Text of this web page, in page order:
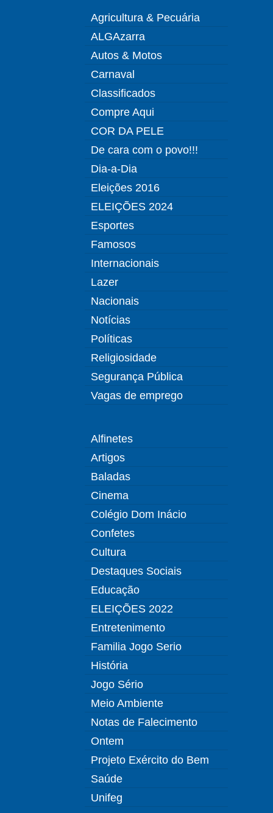
Agricultura & Pecuária
ALGAzarra
Autos & Motos
Carnaval
Classificados
Compre Aqui
COR DA PELE
De cara com o povo!!!
Dia-a-Dia
Eleições 2016
ELEIÇÕES 2024
Esportes
Famosos
Internacionais
Lazer
Nacionais
Notícias
Políticas
Religiosidade
Segurança Pública
Vagas de emprego
Alfinetes
Artigos
Baladas
Cinema
Colégio Dom Inácio
Confetes
Cultura
Destaques Sociais
Educação
ELEIÇÕES 2022
Entretenimento
Familia Jogo Serio
História
Jogo Sério
Meio Ambiente
Notas de Falecimento
Ontem
Projeto Exército do Bem
Saúde
Unifeg